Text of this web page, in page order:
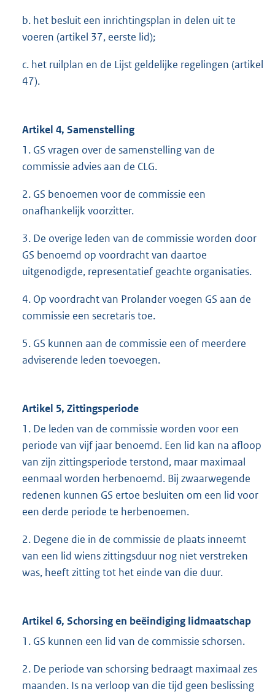
b. het besluit een inrichtingsplan in delen uit te
voeren (artikel 37, eerste lid);
c. het ruilplan en de Lijst geldelijke regelingen (artikel
47).
Artikel 4, Samenstelling
1. GS vragen over de samenstelling van de
commissie advies aan de CLG.
2. GS benoemen voor de commissie een
onafhankelijk voorzitter.
3. De overige leden van de commissie worden door
GS benoemd op voordracht van daartoe
uitgenodigde, representatief geachte organisaties.
4. Op voordracht van Prolander voegen GS aan de
commissie een secretaris toe.
5. GS kunnen aan de commissie een of meerdere
adviserende leden toevoegen.
Artikel 5, Zittingsperiode
1. De leden van de commissie worden voor een
periode van vijf jaar benoemd. Een lid kan na afloop
van zijn zittingsperiode terstond, maar maximaal
eenmaal worden herbenoemd. Bij zwaarwegende
redenen kunnen GS ertoe besluiten om een lid voor
een derde periode te herbenoemen.
2. Degene die in de commissie de plaats inneemt
van een lid wiens zittingsduur nog niet verstreken
was, heeft zitting tot het einde van die duur.
Artikel 6, Schorsing en beëindiging lidmaatschap
1. GS kunnen een lid van de commissie schorsen.
2. De periode van schorsing bedraagt maximaal zes
maanden. Is na verloop van die tijd geen beslissing